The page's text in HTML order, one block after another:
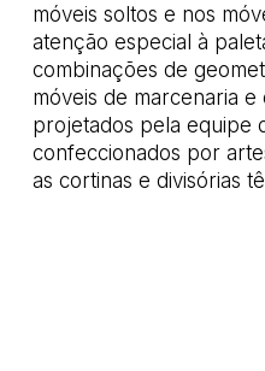
móveis soltos e nos
atenção especial à
combinações de
móveis de marcenaria
projetados pela equipe
confeccionados por
as cortinas e divisórias